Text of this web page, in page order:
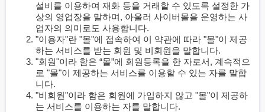
설비를 이용하여 재화 등을 거래할 수 있도록 설정한 가
상의 영업장을 말하며, 아울러 사이버몰을 운영하는 사
업자의 의미로도 사용합니다.
"이용자"란 "몰"에 접속하여 이 약관에 따라 "몰"이 제공
하는 서비스를 받는 회원 및 비회원을 말합니다.
"회원"이라 함은 “몰”에 회원등록을 한 자로서, 계속적으
로 "몰"이 제공하는 서비스를 이용할 수 있는 자를 말합
니다.
"비회원"이라 함은 회원에 가입하지 않고 "몰"이 제공하
는 서비스를 이용하는 자를 말합니다.